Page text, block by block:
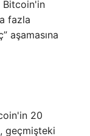
Bitcoin'in
fazla
aşamasına
20
geçmişteki